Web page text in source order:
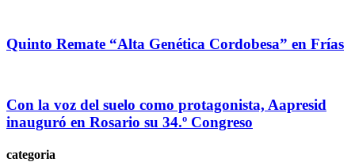
Quinto Remate “Alta Genética Cordobesa” en Frías
Con la voz del suelo como protagonista, Aapresid
inauguró en Rosario su 34.º Congreso
categoria